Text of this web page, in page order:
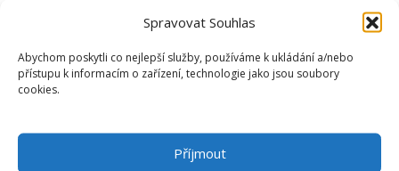
Spravovat Souhlas
Abychom poskytli co nejlepší služby, používáme k ukládání a/nebo
přístupu k informacím o zařízení, technologie jako jsou soubory
cookies.
Příjmout
Uvidíte, jak mu bude chutnat.
614Kč
100 g 200 g